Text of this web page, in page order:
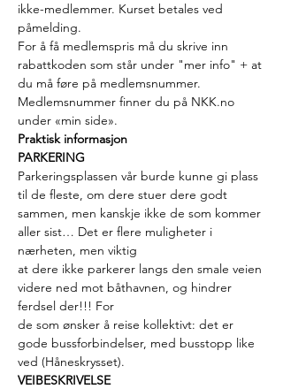
ikke-medlemmer. Kurset betales ved
påmelding.
For å få medlemspris må du skrive inn
rabattkoden som står under "mer info" + at
du må føre på medlemsnummer.
Medlemsnummer finner du på NKK.no
under «min side».
Praktisk informasjon
PARKERING
Parkeringsplassen vår burde kunne gi plass
til de fleste, om dere stuer dere godt
sammen, men kanskje ikke de som kommer
aller sist… Det er flere muligheter i
nærheten, men viktig
at dere ikke parkerer langs den smale veien
videre ned mot båthavnen, og hindrer
ferdsel der!!! For
de som ønsker å reise kollektivt: det er
gode bussforbindelser, med busstopp like
ved (Håneskrysset).
VEIBESKRIVELSE